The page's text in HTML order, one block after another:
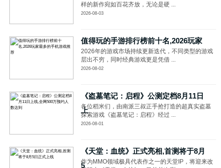
样的新作宛如百花齐放，无论是硬 ...
2026-08-03
值得玩的手游排行榜前十名,2026玩家
2026年的游戏市场持续更新迭代，不同类型的游戏
层出不穷，同时经典游戏更是凭借 ...
2026-08-02
《盗墓笔记：启程》公测定档8月11日
上
各位稻米们，由南派三叔正手抢打造的超真实盗墓
探索游戏《盗墓笔记：启程》经过 ...
2026-08-01
《天堂：血统》正式亮相,首测将于8月
5
作为MMO领域极具代表作之一的天堂IP，将迎来改